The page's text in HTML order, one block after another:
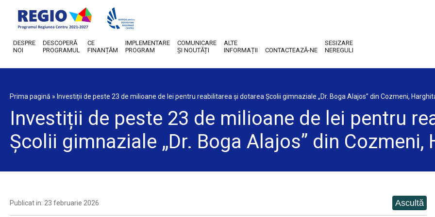
DESPRE
NOI
DESCOPERĂ
PROGRAMUL
CE
FINANȚĂM
IMPLEMENTARE
PROGRAM
COMUNICARE
ȘI NOUTĂȚI
ALTE
INFORMAȚII
CONTACTEAZĂ-NE
SESIZARE
NEREGULI
Prima pagină » Investiții de peste 23 de milioane de lei pentru reabilitarea și dotarea Școlii gimnaziale „Dr. Boga Alajos” din Cozmeni,
Investiții de peste 23 de milioane de lei pentru
Școlii gimnaziale „Dr. Boga Alajos” din Cozmeni,
Publicat in: 23 februarie 2026